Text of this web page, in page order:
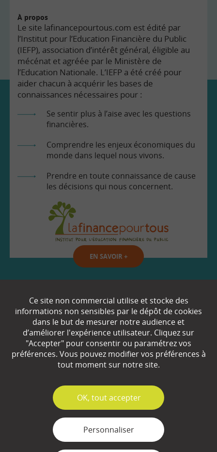
À propos
Le site lafinancepourtous.com est édité par
l’Institut pour l’Education Financière du Public
(IEFP), association d’intérêt général, éligible au
mécénat et agréée par le Ministère de
l’Education Nationale. L’IEFP a été créé pour
aider chacun à acquérir les bases de
connaissances nécessaires pour :
Se sentir plus à l’aise avec les questions
financières.
Comprendre les enjeux économiques du
monde dans lequel nous vivons.
Prendre en toute connaissance de cause
les décisions qui nous concernent.
EN SAVOIR +
Partenaires
Espace Presse
Plan du site
Mentions légales
Ce site non commercial utilise et stocke des
informations non sensibles par le dépôt de cookies
dans le but de mesurer notre audience et
d’améliorer l'expérience utilisateur. Cliquez sur
"Accepter" pour consentir ou paramétrez vos
préférences. Vous pouvez modifier vos préférences à
tout moment sur notre site.
✓
OK, tout accepter
Personnaliser